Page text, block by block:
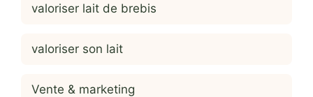
valoriser lait de brebis
valoriser son lait
Vente & marketing